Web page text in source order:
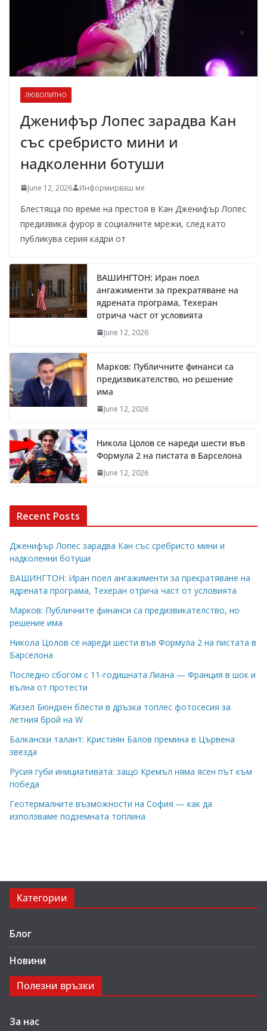
ЛЮБОПИТНО
Дженифър Лопес зарадва Кан
със сребристо мини и
надколенни ботуши
June 12, 2026 Информирваш ме
Блестяща по време на престоя в Кан Дженифър Лопес
предизвика фурор в социалните мрежи, след като
публикува серия кадри от
ВАШИНГТОН: Иран поел
ангажименти за прекратяване на
ядрената програма, Техеран
отрича част от условията
June 12, 2026
Марков: Публичните финанси са
предизвикателство, но решение
има
June 12, 2026
Никола Цолов се нареди шести във
Формула 2 на пистата в Барселона
June 12, 2026
Recent Posts
Дженифър Лопес зарадва Кан със сребристо мини и
надколенни ботуши
ВАШИНГТОН: Иран поел ангажименти за прекратяване на
ядрената програма, Техеран отрича част от условията
Марков: Публичните финанси са предизвикателство, но
решение има
Никола Цолов се нареди шести във Формула 2 на пистата в
Барселона
Последно сбогом с 11-годишната Лиана — Франция в шок и
вълна от протести
Жизел Бюндхен блести в дръзка топлес фотосесия за
летния брой на W
Балкански талант: Кристиян Балов премина в Цървена
звезда
Русия губи инициативата: защо Кремъл няма ясен път към
победа
Геотермалните възможности на София — как да
използваме подземната топлина
Категории
Блог
Новини
Полезни връзки
За нас